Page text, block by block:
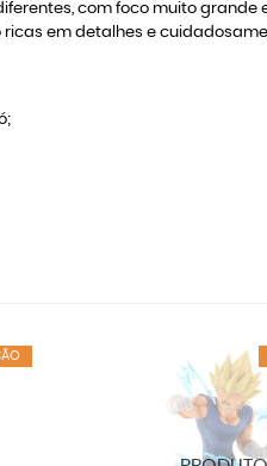
com foco muito grande
em detalhes e